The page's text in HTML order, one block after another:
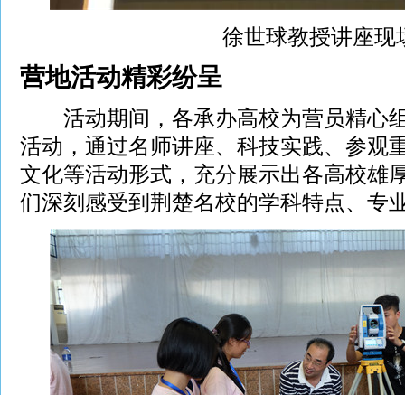
徐世球教授讲座现
营地活动精彩纷呈
活动期间，各承办高校为营员精心
活动，通过名师讲座、科技实践、参观
文化等活动形式，充分展示出各高校雄
们深刻感受到荆楚名校的学科特点、专